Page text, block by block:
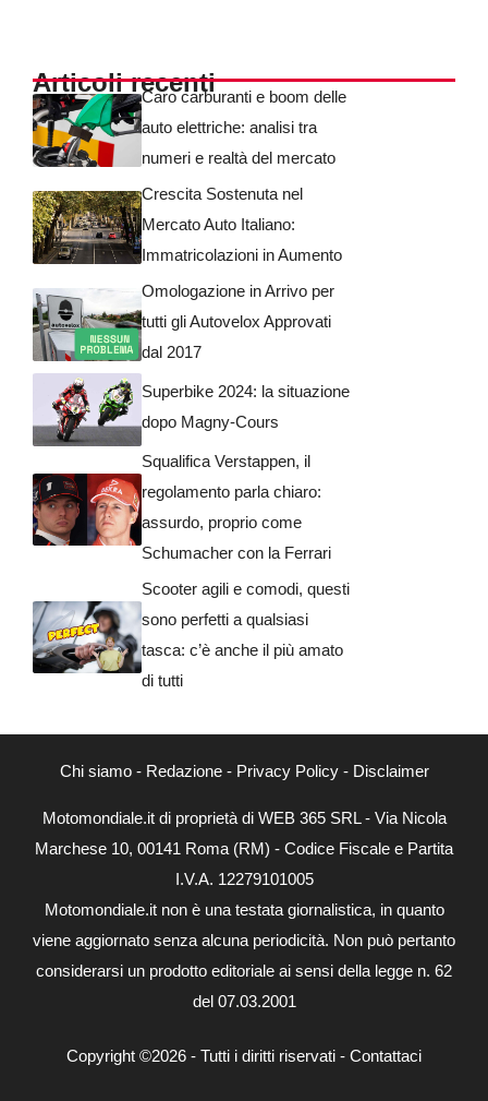
Articoli recentiCaro carburanti e boom delle
auto elettriche: analisi tra
numeri e realtà del mercato
Crescita Sostenuta nel
Mercato Auto Italiano:
Immatricolazioni in Aumento
Omologazione in Arrivo per
tutti gli Autovelox Approvati
dal 2017
Superbike 2024: la situazione
dopo Magny-Cours
Squalifica Verstappen, il
regolamento parla chiaro:
assurdo, proprio come
Schumacher con la Ferrari
Scooter agili e comodi, questi
sono perfetti a qualsiasi
tasca: c’è anche il più amato
di tutti
Chi siamo- Redazione- Privacy Policy- Disclaimer
Motomondiale.it di proprietà di WEB 365 SRL - Via Nicola
Marchese 10, 00141 Roma (RM) - Codice Fiscale e Partita
I.V.A. 12279101005
Motomondiale.it non è una testata giornalistica, in quanto
viene aggiornato senza alcuna periodicità. Non può pertanto
considerarsi un prodotto editoriale ai sensi della legge n. 62
del 07.03.2001
Copyright ©2026 - Tutti i diritti riservati - Contattaci